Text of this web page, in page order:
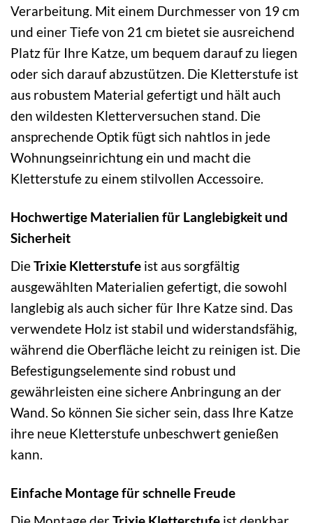
Verarbeitung. Mit einem Durchmesser von 19 cm
und einer Tiefe von 21 cm bietet sie ausreichend
Platz für Ihre Katze, um bequem darauf zu liegen
oder sich darauf abzustützen. Die Kletterstufe ist
aus robustem Material gefertigt und hält auch
den wildesten Kletterversuchen stand. Die
ansprechende Optik fügt sich nahtlos in jede
Wohnungseinrichtung ein und macht die
Kletterstufe zu einem stilvollen Accessoire.
Hochwertige Materialien für Langlebigkeit und
Sicherheit
DieTrixie Kletterstufe ist aus sorgfältig
ausgewählten Materialien gefertigt, die sowohl
langlebig als auch sicher für Ihre Katze sind. Das
verwendete Holz ist stabil und widerstandsfähig,
während die Oberfläche leicht zu reinigen ist. Die
Befestigungselemente sind robust und
gewährleisten eine sichere Anbringung an der
Wand. So können Sie sicher sein, dass Ihre Katze
ihre neue Kletterstufe unbeschwert genießen
kann.
Einfache Montage für schnelle Freude